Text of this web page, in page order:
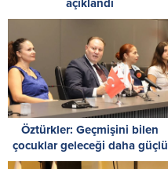
açıklandı
Öztürkler: Geçmişini bilen
çocuklar geleceği daha güçlü
inşa eder